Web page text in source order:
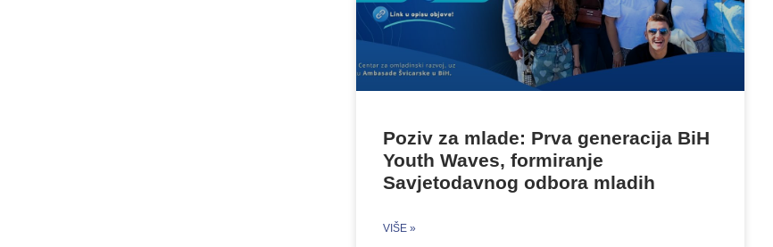
Poziv za mlade: Prva generacija BiH
Youth Waves, formiranje
Savjetodavnog odbora mladih
VIŠE »